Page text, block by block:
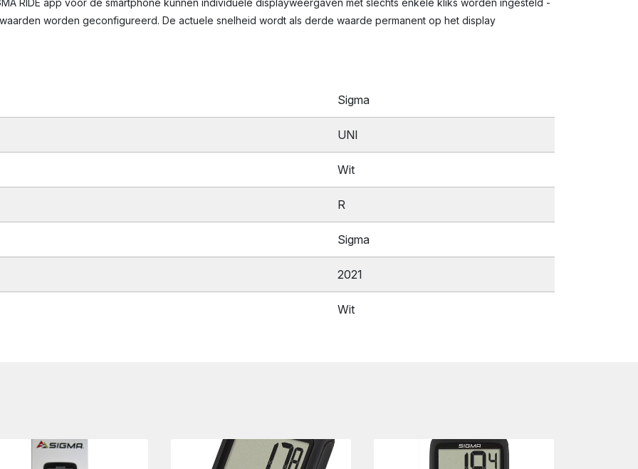
worden geconfigureerd. De actuele snelheid wordt als derde waarde permanent op het display
Sigma
UNI
Wit
R
Sigma
2021
Wit